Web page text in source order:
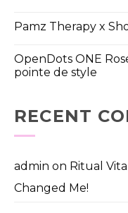
Pamz Therapy x
OpenDots ONE
pointe de style
RECENT
admin on Ritual
Changed Me!